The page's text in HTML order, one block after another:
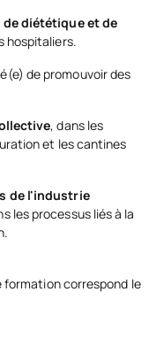
de diététique et de
hospitaliers.
de promouvoir des
, dans les
et les cantines
de l'industrie
les processus liés à la
formation correspond le